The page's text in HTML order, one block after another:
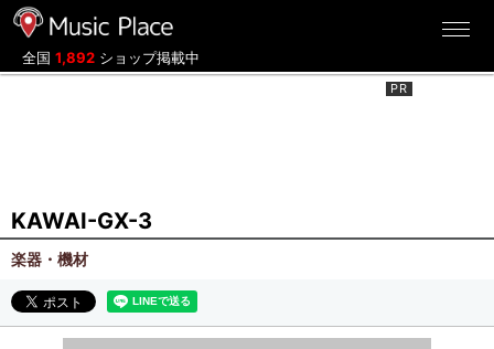
全国 1,892 ショップ掲載中
KAWAI-GX-3
楽器・機材